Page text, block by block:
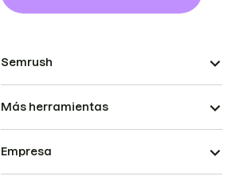
Semrush
Más herramientas
Empresa